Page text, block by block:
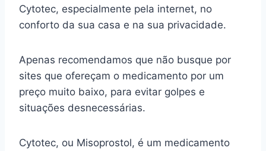
Cytotec, especialmente pela internet, no
conforto da sua casa e na sua privacidade.
Apenas recomendamos que não busque por
sites que ofereçam o medicamento por um
preço muito baixo, para evitar golpes e
situações desnecessárias.
Cytotec, ou Misoprostol, é um medicamento